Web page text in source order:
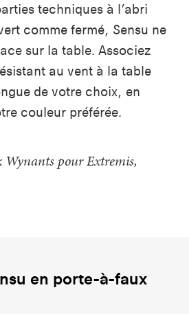
techniques à l’abri
comme fermé, Sensu ne
sur la table. Associez
au vent à la table
de votre choix, en
couleur préférée.
pour Extremis,
en porte-à-faux